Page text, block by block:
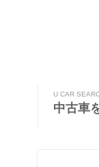
U CAR
中古車